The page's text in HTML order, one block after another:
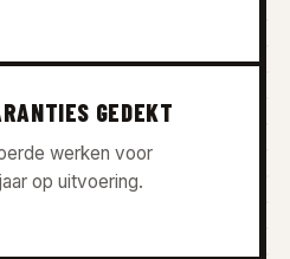
GEDEKT
werken voor
op uitvoering.